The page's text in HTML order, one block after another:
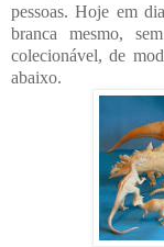
pessoas. Hoje em
branca mesmo,
colecionável, de
abaixo.